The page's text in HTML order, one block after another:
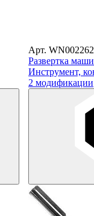
Арт.
Развертка
Инструмент,
2 модификации